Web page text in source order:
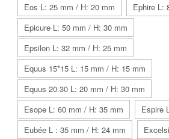
Eos L: 25 mm / H: 20 mm
Ephire L:
Epicure L: 50 mm / H: 30 mm
Epsilon L: 32 mm / H: 25 mm
Equus 15*15 L: 15 mm / H: 15 mm
Equus 20.30 L: 20 mm / H: 30 mm
Esope L: 60 mm / H: 35 mm
Espire
Eubée L : 35 mm / H: 24 mm